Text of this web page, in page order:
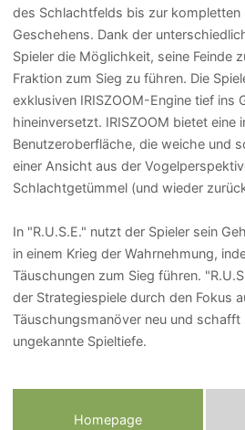
des Schlachtfelds bis zur kompletten
Geschehens. Dank der
Spieler die Möglichkeit, seine Feinde
Fraktion zum Sieg zu führen. Die
exklusiven IRISZOOM-Engine tief ins
hineinversetzt. IRISZOOM bietet eine
Benutzeroberfläche, die weiche und
einer Ansicht aus der
Schlachtgetümmel (und wieder
In "R.U.S.E." nutzt der Spieler sein
in einem Krieg der Wahrnehmung,
Täuschungen zum Sieg führen.
der Strategiespiele durch den Fokus
Täuschungsmanöver neu und schafft
ungekannte Spieltiefe.
Homepage